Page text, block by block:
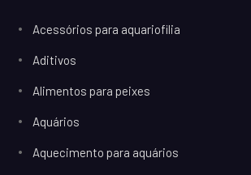
Acessórios para aquariofilia
Aditivos
Alimentos para peixes
Aquários
Aquecimento para aquários